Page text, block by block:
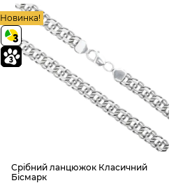
Новинка!
Срібний ланцюжок Класичний
Бісмарк